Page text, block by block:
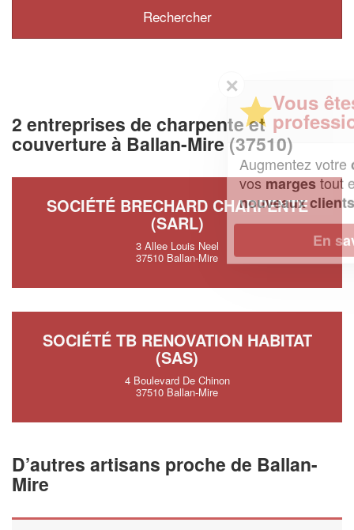
2 entreprises de charpente et
couverture à Ballan-Mire (37510)
SOCIÉTÉ BRECHARD CHARPENTE
(SARL)
3 Allee Louis Neel
37510 Ballan-Mire
SOCIÉTÉ TB RENOVATION HABITAT
(SAS)
4 Boulevard De Chinon
37510 Ballan-Mire
D’autres artisans proche de Ballan-
Mire
Vous êtes un
professionnel ?
chiffre d'affaireset
vosmargestout en gagnant de
nouveaux clients!
En savoir plus